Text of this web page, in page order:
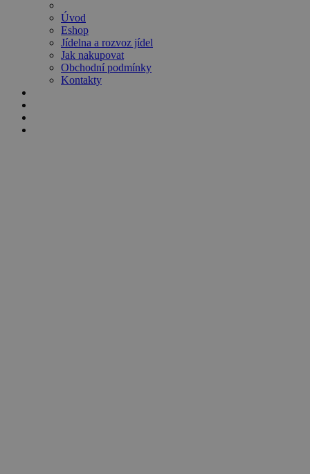
Úvod
Eshop
Jídelna a rozvoz jídel
Jak nakupovat
Obchodní podmínky
Kontakty